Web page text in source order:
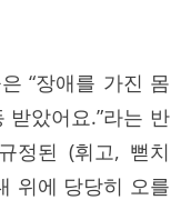
“장애를 가진 몸
았어요.”라는 반
정된 (휘고, 뻗치
위에 당당히 오를